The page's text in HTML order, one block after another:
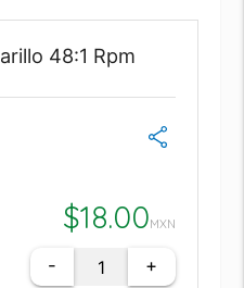
48:1 Rpm
$18.00MXN
- +